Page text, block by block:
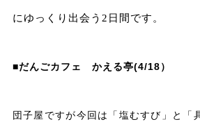
にゆっくり出会う2日間です。
■だんごカフェ かえる亭(4/18）
団子屋ですが今回は「塩むすび」と「